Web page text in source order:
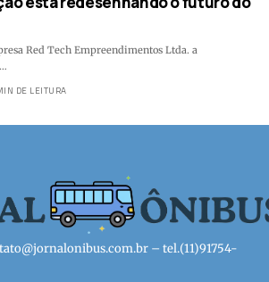
Red Tech Empreendimentos Ltda. a
DE LEITURA
– tel.(11)91754-